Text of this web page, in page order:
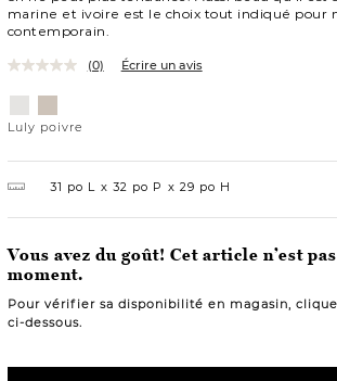
marine et ivoire est le choix tout indiqué pour
contemporain.
(0) Écrire un avis
Variations
poivretaupe
Luly poivre
31 po L 32 po P 29 po H
Vous avez du goût! Cet article n’est
moment.
Pour vérifier sa disponibilité en magasin,
ci-dessous.